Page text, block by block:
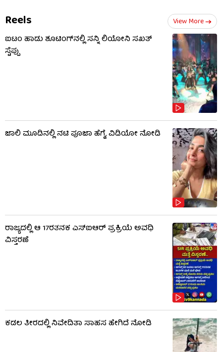
Reels View More
ಐಟಂ ಹಾಡು ಶೂಟಿಂಗ್​​ನಲ್ಲಿ ಸನ್ನಿ ಲಿಯೋನಿ ಸಖತ್
ಸ್ಟೆಪ್ಪು
ಜಾಲಿ ಮೂಡಿನಲ್ಲಿ ನಟಿ ಪೂಜಾ ಹೆಗ್ಡೆ, ವಿಡಿಯೋ ನೋಡಿ
ರಾಜ್ಯದಲ್ಲಿ ಆ 17ರತನಕ ಎಸ್‌ಐಆರ್ ಪ್ರಕ್ರಿಯೆ ಅವಧಿ
ವಿಸ್ತರಣೆ
ಕಡಲ ತೀರದಲ್ಲಿ ನಿವೇದಿತಾ ಸಾಹಸ ಹೇಗಿದೆ ನೋಡಿ